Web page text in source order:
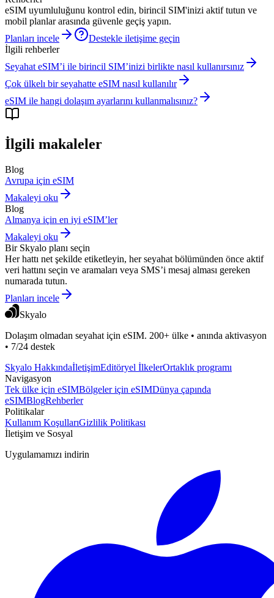
eSIM uyumluluğunu kontrol edin, birincil SIM'inizi aktif tutun ve
mobil planlar arasında güvenle geçiş yapın.
Planları incele
Destekle iletişime geçin
İlgili rehberler
Seyahat eSIM’i ile birincil SIM’inizi birlikte nasıl kullanırsınız
Çok ülkelı bir seyahatte eSIM nasıl kullanılır
eSIM ile hangi dolaşım ayarlarını kullanmalısınız?
İlgili makaleler
Blog
Avrupa için eSIM
Makaleyi oku
Blog
Almanya için en iyi eSIM’ler
Makaleyi oku
Bir Skyalo planı seçin
Her hattı net şekilde etiketleyin, her seyahat bölümünden önce aktif
veri hattını seçin ve aramaları veya SMS’i mesaj alması gereken
numarada tutun.
Planları incele
Skyalo
Dolaşım olmadan seyahat için eSIM. 200+ ülke • anında aktivasyon
• 7/24 destek
Skyalo HakkındaİletişimEditöryel İlkelerOrtaklık programı
Navigasyon
Tek ülke için eSIMBölgeler için eSIMDünya çapında
eSIMBlogRehberler
Politikalar
Kullanım KoşullarıGizlilik Politikası
İletişim ve Sosyal
Uygulamamızı indirin